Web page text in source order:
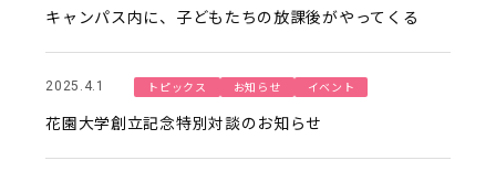
キャンパス内に、子どもたちの放課後がやってくる
2025.4.1 トピックス お知らせ イベント
花園大学創立記念特別対談のお知らせ